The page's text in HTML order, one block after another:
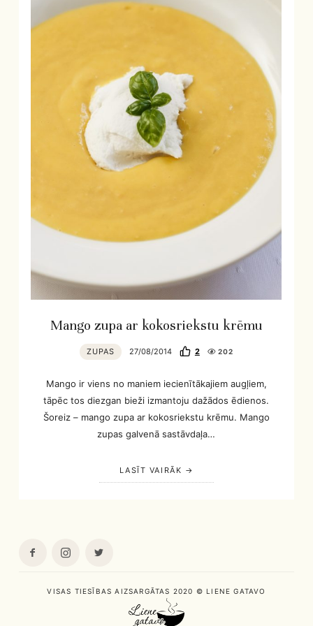
Mango zupa ar kokosriekstu krēmu
ZUPAS 27/08/2014 2 202
Mango ir viens no maniem iecienītākajiem augļiem,
tāpēc tos diezgan bieži izmantoju dažādos ēdienos.
Šoreiz – mango zupa ar kokosriekstu krēmu. Mango
zupas galvenā sastāvdaļa…
LASĪT VAIRĀK
VISAS TIESĪBAS AIZSARGĀTAS 2020 © LIENE GATAVO